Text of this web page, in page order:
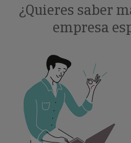
¿Quieres saber
empresa